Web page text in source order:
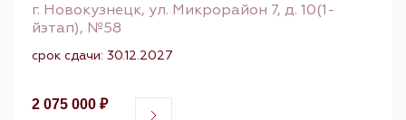
г. Новокузнецк, ул. Микрорайон 7, д. 10(1-
йэтап), №58
срок сдачи: 30.12.2027
2 075 000 ₽